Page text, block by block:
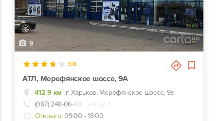
9
3.8
АТЛ, Мерефянское шоссе, 9А
412.9 км г. Харьков, Мерефянское шоссе, 9а
(067) 248-06-ХХ
+ еще 3
Открыто: 09:00 - 18:00